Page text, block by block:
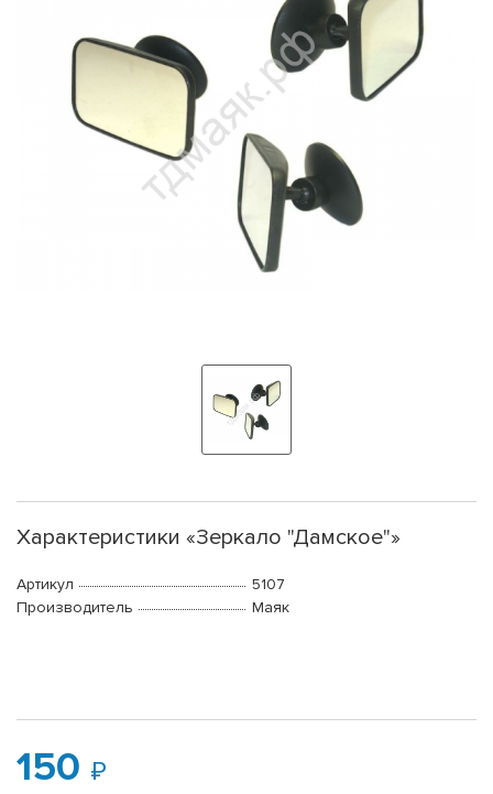
Характеристики «Зеркало "Дамское"»
Артикул
5107
Производитель
Маяк
150